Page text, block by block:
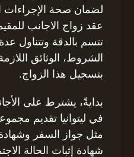
لضمان صحة الإجراءات
عقد زواج الاجانب
تتسم بالدقة وتتناول
الشروط، الوثائق
بتسجيل هذا الزواج.
بدايةً، يشترط على
في ليتوانيا تقديم
مثل جواز السفر وشهادة
شهادة إثبات الحالة